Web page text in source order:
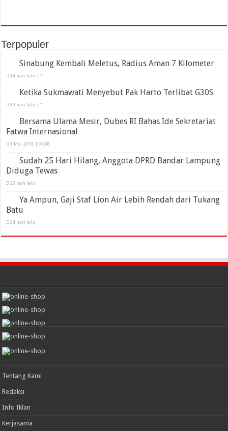
Terpopuler
Sinabung Kembali Meletus, Radius Aman 7 Kilometer
14 hari lalu 1
Ketika Sukmawati Menyebut Pak Harto Terlibat G30S
10 hari lalu 1
Bersama Ulama Mesir, Dubes RI Bahas Ide Sekretariat
Fatwa Internasional
1 Mei, 2016 | 05:08
Sudah 25 Hari Hilang, Anggota DPRD Bandar Lampung
Diduga Tewas
26 hari lalu
Ya Ampun, Gaji Staf Lion Air Lebih Rendah dari Tukang
Batu
24 hari lalu
Tentang Kami
Redaksi
Info Iklan
Kerjasama